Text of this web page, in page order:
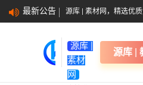
最新公告 源库 | 素材网，精选优
源库 |
素材
网
源库 |